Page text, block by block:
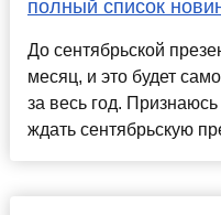
полный список
До сентябрьской
месяц, и это будет
за весь год.
ждать сентябрьскую